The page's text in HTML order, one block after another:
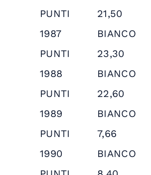
PUNTI
21,50
1987
BIANCO
PUNTI
23,30
1988
BIANCO
PUNTI
22,60
1989
BIANCO
PUNTI
7,66
1990
BIANCO